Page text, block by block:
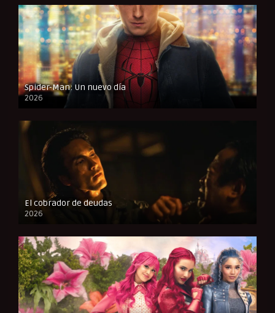
Spider-Man: Un nuevo día
2026
CAM
El cobrador de deudas
2026
FULL HD